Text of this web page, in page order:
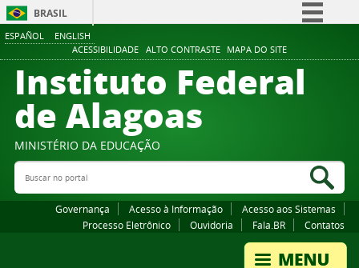
ESPAÑOL ENGLISH
ACESSIBILIDADE ALTO CONTRASTE MAPA DO SITE
BRASIL
Comunica BR
Participe
Canais
Instituto Federal
de Alagoas
MINISTÉRIO DA EDUCAÇÃO
Buscar no portal
Governança Acesso à Informação
Acesso aos Sistemas
Processo Eletrônico
Ouvidoria Fala.BR Contatos